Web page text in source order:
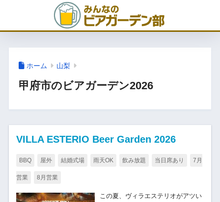
ホーム 山梨
甲府市のビアガーデン2026
VILLA ESTERIO Beer Garden 2026
BBQ 屋外 結婚式場 雨天OK 飲み放題 当日席あり 7月
営業 8月営業
この夏、ヴィラエステリオがアツい